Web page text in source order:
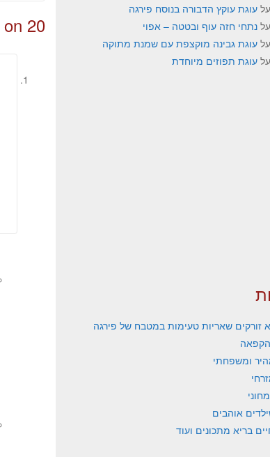
20 thoughts on “
על עוגת עוקץ הדבורה בנוסח פירגה
על נתחי חזה עוף ובטטה – אפוי
על עוגת גבינה מוקצפת עם שמנת מתוקה
על עוגת תפוזים מיוחדת
זורקים שאריות טעימות במטבח של פירגה
ומשפחתי
אוהבים
בריא מתכונים ועוד